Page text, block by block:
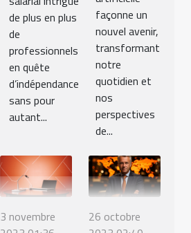
de plus en plus
de
professionnels
en quête
d’indépendance
sans pour
autant...
façonne un
nouvel avenir,
transformant
notre
quotidien et
nos
perspectives
de...
3 novembre
26 octobre